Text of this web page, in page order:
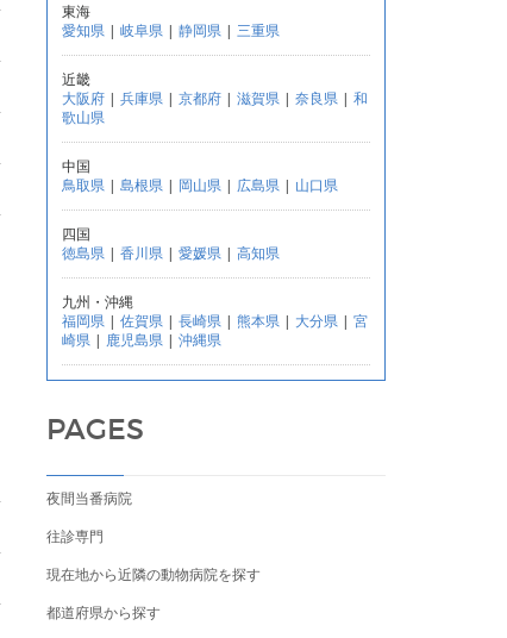
東海
愛知県 | 岐阜県 | 静岡県 | 三重県
近畿
大阪府 | 兵庫県 | 京都府 | 滋賀県 | 奈良県 | 和
歌山県
中国
鳥取県 | 島根県 | 岡山県 | 広島県 | 山口県
四国
徳島県 | 香川県 | 愛媛県 | 高知県
九州・沖縄
福岡県 | 佐賀県 | 長崎県 | 熊本県 | 大分県 | 宮
崎県 | 鹿児島県 | 沖縄県
PAGES
夜間当番病院
往診専門
現在地から近隣の動物病院を探す
都道府県から探す